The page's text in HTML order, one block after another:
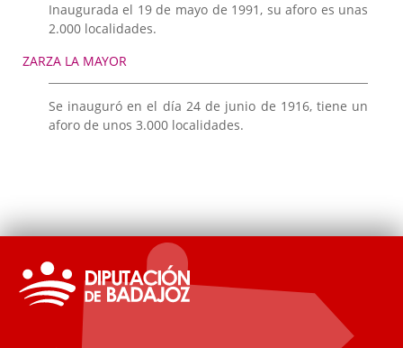
Inaugurada el 19 de mayo de 1991, su aforo es unas
2.000 localidades.
ZARZA LA MAYOR
Se inauguró en el día 24 de junio de 1916, tiene un
aforo de unos 3.000 localidades.